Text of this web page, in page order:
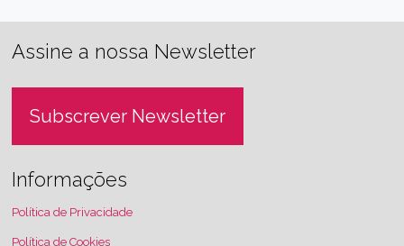
Assine a nossa Newsletter
Subscrever Newsletter
Informações
Política de Privacidade
Política de Cookies